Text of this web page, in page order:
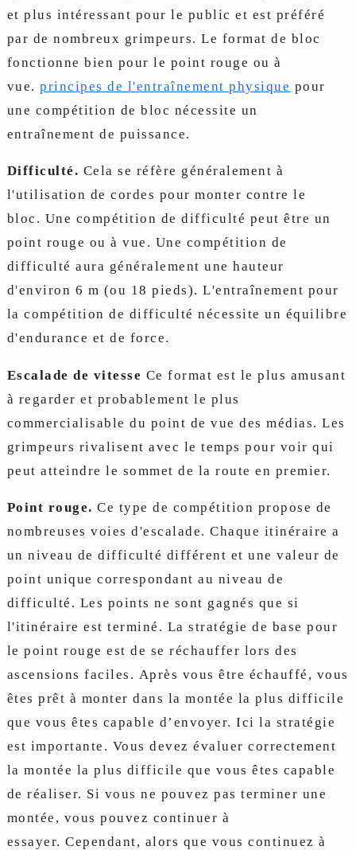
et plus intéressant pour le public et est préféré
par de nombreux grimpeurs. Le format de bloc
fonctionne bien pour le point rouge ou à
vue.principes de l'entraînement physique pour
une compétition de bloc nécessite un
entraînement de puissance.
Difficulté. Cela se réfère généralement à
l'utilisation de cordes pour monter contre le
bloc. Une compétition de difficulté peut être un
point rouge ou à vue. Une compétition de
difficulté aura généralement une hauteur
d'environ 6 m (ou 18 pieds). L'entraînement pour
la compétition de difficulté nécessite un équilibre
d'endurance et de force.
Escalade de vitesse Ce format est le plus amusant
à regarder et probablement le plus
commercialisable du point de vue des médias. Les
grimpeurs rivalisent avec le temps pour voir qui
peut atteindre le sommet de la route en premier.
Point rouge. Ce type de compétition propose de
nombreuses voies d'escalade. Chaque itinéraire a
un niveau de difficulté différent et une valeur de
point unique correspondant au niveau de
difficulté. Les points ne sont gagnés que si
l'itinéraire est terminé. La stratégie de base pour
le point rouge est de se réchauffer lors des
ascensions faciles. Après vous être échauffé, vous
êtes prêt à monter dans la montée la plus difficile
que vous êtes capable d’envoyer. Ici la stratégie
est importante. Vous devez évaluer correctement
la montée la plus difficile que vous êtes capable
de réaliser. Si vous ne pouvez pas terminer une
montée, vous pouvez continuer à
essayer. Cependant, alors que vous continuez à